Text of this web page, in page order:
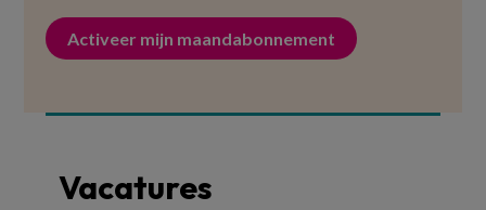
Activeer mijn maandabonnement
Vacatures